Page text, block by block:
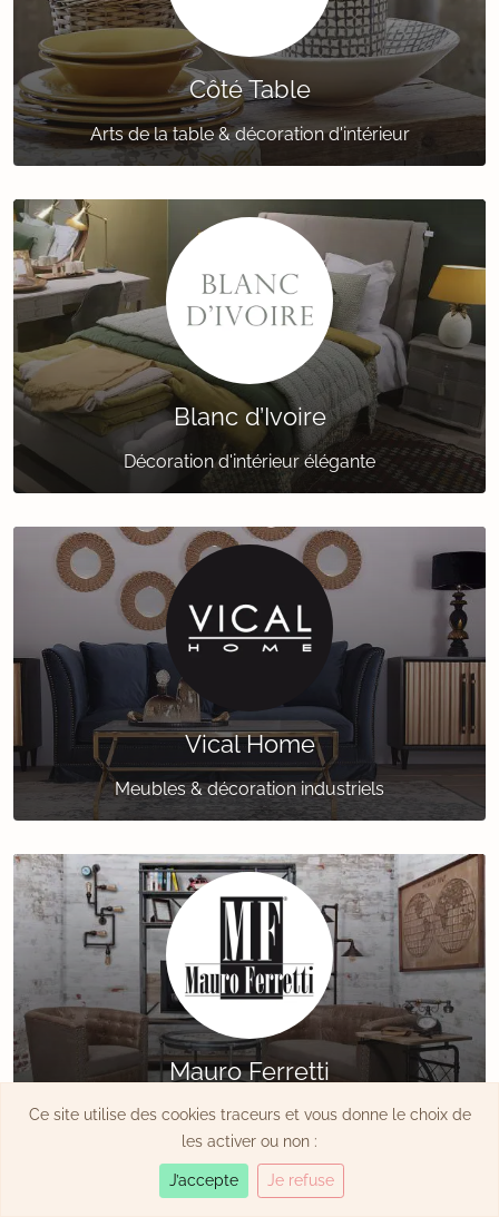
Côté Table
Arts de la table & décoration d'intérieur
Blanc d’Ivoire
Décoration d'intérieur élégante
Vical Home
Meubles & décoration industriels
Mauro Ferretti
Mobilier & décoration italiens
Ce site utilise des cookies traceurs et vous donne le choix de
les activer ou non :
J’accepte Je refuse